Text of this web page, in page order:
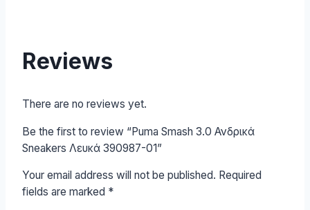
Reviews
There are no reviews yet.
Be the first to review “Puma Smash 3.0 Ανδρικά
Sneakers Λευκά 390987-01”
Your email address will not be published. Required
fields are marked *